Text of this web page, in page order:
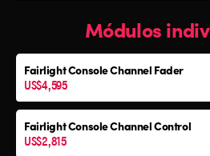
Módulos
Fairlight Console Channel Fader
US$4,595
Fairlight Console Channel Control
US$2,815